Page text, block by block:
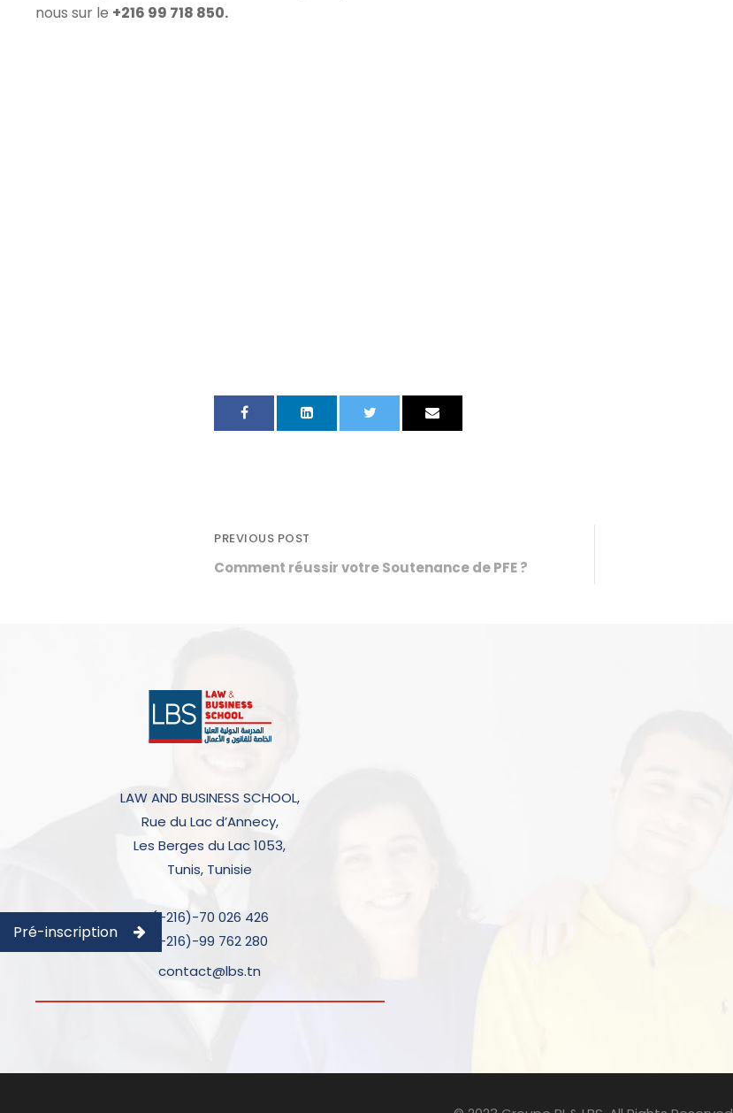
nous sur le +216 99 718 850.
PREVIOUS POST
Comment réussir votre Soutenance de PFE ?
LAW AND BUSINESS SCHOOL,
Rue du Lac d’Annecy,
Les Berges du Lac 1053,
Tunis, Tunisie
(+216)-70 026 426
(+216)-99 762 280
contact@lbs.tn
Pré-inscription